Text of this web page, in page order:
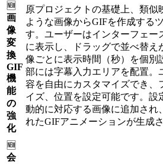
🆕
画
像
変
換
GIF
機
能
の
強
化
原プロジェクトの基礎上、類似
ような画像からGIFを作成する
す。ユーザーはインターフェー
に表示し、ドラッグで並べ替え
像ごとに表示時間（秒）を個別
部には字幕入力エリアを配置。
容を自由にカスタマイズでき、
イズ、位置を設定可能です。設
動的に対応する画像に追加され
れたGIFアニメーションが生成さ
🆕
会